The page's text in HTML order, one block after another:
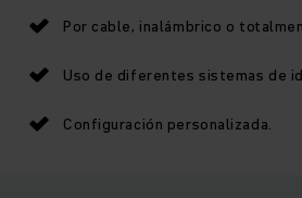
Por cable, inalámbrico o
Uso de diferentes sistemas de
Configuración personalizada.